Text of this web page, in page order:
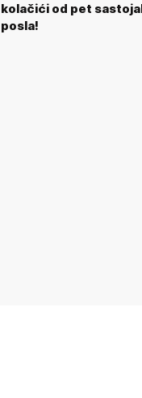
kolačići od pet
posla!